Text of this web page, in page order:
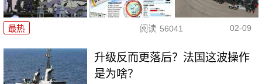
最热 阅读 56041 02-09
升级反而更落后？法国这波操作
是为啥？